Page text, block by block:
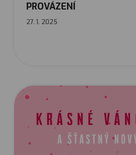
PROVÁZENÍ
27. 1. 2025